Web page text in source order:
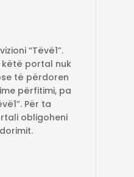
“Tëvë1”.
portal nuk
të përdoren
përfitimi, pa
Për ta
obligoheni